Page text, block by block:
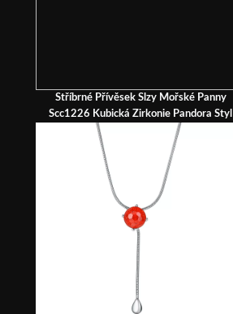
Stříbrné Přívěsek Slzy Mořské Panny
Scc1226 Kubická Zirkonie Pandora Styl